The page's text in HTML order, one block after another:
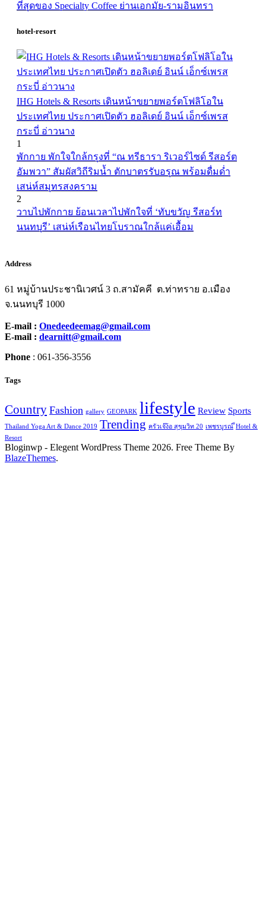
ที่สุดของ Specialty Coffee ย่านเอกมัย-รามอินทรา
hotel-resort
IHG Hotels & Resorts เดินหน้าขยายพอร์ตโฟลิโอใน
ประเทศไทย ประกาศเปิดตัว ฮอลิเดย์ อินน์ เอ็กซ์เพรส
กระบี่ อ่าวนาง
1
พักกาย พักใจใกล้กรุงที่ “ณ ทรีธารา ริเวอร์ไซด์ รีสอร์ต
อัมพวา” สัมผัสวิถีริมน้ำ ตักบาตรรับอรุณ พร้อมดื่มด่ำ
เสน่ห์สมุทรสงคราม
2
วาบไปพักกาย ย้อนเวลาไปพักใจที่ ‘ทับขวัญ รีสอร์ท
นนทบุรี’ เสน่ห์เรือนไทยโบราณใกล้แค่เอื้อม
Address
61 หมู่บ้านประชานิเวศน์ 3 ถ.สามัคคี ต.ท่าทราย อ.เมือง
จ.นนทบุรี 1000
E-mail : Onedeedeemag@gmail.com
E-mail : dearnitt@gmail.com
Phone : 061-356-3556
Tags
Country Fashion gallery GEOPARK lifestyle Review Sports
Thailand Yoga Art & Dance 2019 Trending ครัวเจ๊ง้อ สุขุมวิท 20 เพชรบูรณ์ ็Hotel &
Resort
Bloginwp - Elegent WordPress Theme 2026. Free Theme By
BlazeThemes.